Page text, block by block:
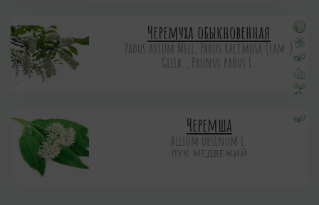
Черемуха обыкновенная
Padus avium Mill, Padus racemosa (Lam.)
Gilib., Prunus padus L.
Черемша
Allium ursinum L.
ЛУК МЕДВЕЖИЙ